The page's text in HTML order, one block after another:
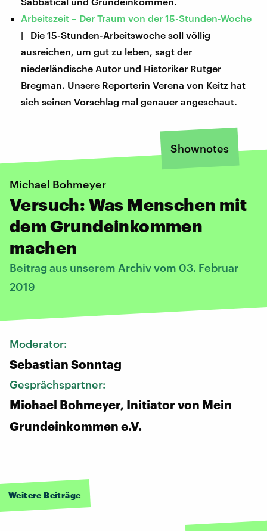
Arbeitszeit – Der Traum von der 15-Stunden-Woche
| Die 15-Stunden-Arbeitswoche soll völlig
ausreichen, um gut zu leben, sagt der
niederländische Autor und Historiker Rutger
Bregman. Unsere Reporterin Verena von Keitz hat
sich seinen Vorschlag mal genauer angeschaut.
Shownotes
Michael Bohmeyer
Versuch: Was Menschen mit
dem Grundeinkommen
machen
Beitrag aus unserem Archiv vom 03. Februar
2019
Moderator:
Sebastian Sonntag
Gesprächspartner:
Michael Bohmeyer, Initiator von Mein
Grundeinkommen e.V.
Weitere Beiträge